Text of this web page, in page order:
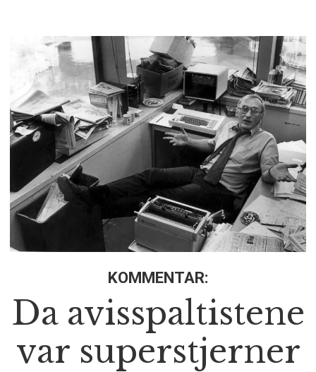
KOMMENTAR:
Da avisspaltistene
var superstjerner